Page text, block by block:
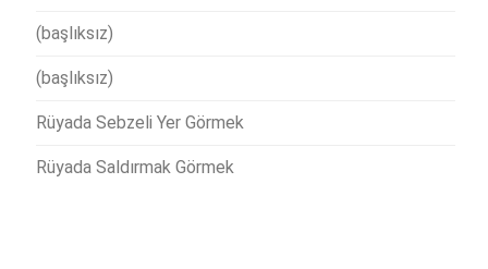
(başlıksız)
(başlıksız)
Rüyada Sebzeli Yer Görmek
Rüyada Saldırmak Görmek